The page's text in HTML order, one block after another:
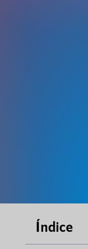
Índice